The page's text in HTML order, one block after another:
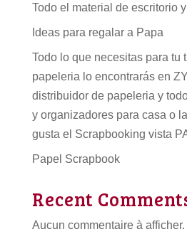
Todo el material de escritorio
Ideas para regalar a Papa
Todo lo que necesitas para tu
papeleria lo encontrarás en
distribuidor de papeleria y
y organizadores para casa o
gusta el Scrapbooking vista
Papel Scrapbook
Recent
Aucun commentaire à afficher.